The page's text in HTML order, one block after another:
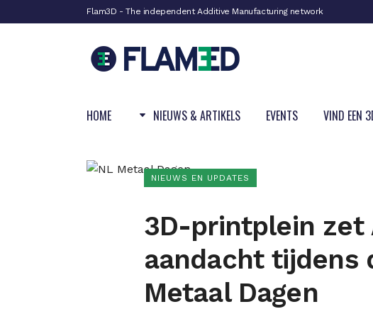
Flam3D - The independent Additive Manufacturing network
HOME NIEUWS & ARTIKELS EVENTS VIND EEN
NIEUWS EN UPDATES
3D-printplein zet
aandacht tijdens
Metaal Dagen